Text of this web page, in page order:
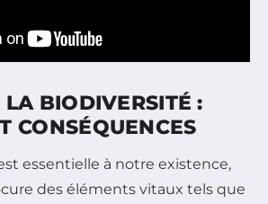
LA BIODIVERSITÉ :
CONSÉQUENCES
essentielle à notre existence,
des éléments vitaux tels que